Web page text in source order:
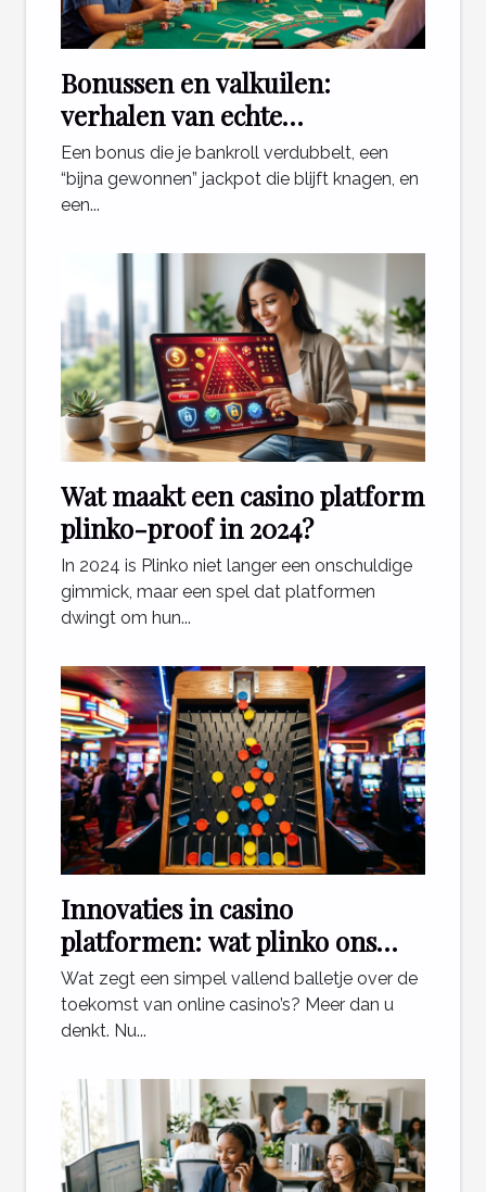
Bonussen en valkuilen:
verhalen van echte
casinospelers
Een bonus die je bankroll verdubbelt, een
“bijna gewonnen” jackpot die blijft knagen, en
een...
Wat maakt een casino platform
plinko-proof in 2024?
In 2024 is Plinko niet langer een onschuldige
gimmick, maar een spel dat platformen
dwingt om hun...
Innovaties in casino
platformen: wat plinko ons
leert
Wat zegt een simpel vallend balletje over de
toekomst van online casino’s? Meer dan u
denkt. Nu...